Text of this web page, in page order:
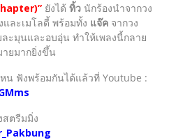
ยังได้ ทิ้ว นักร้องนำจากวง
และเมโลดี้ พร้อมทั้ง แจ๊ค จากวง
ะมุนและอบอุ่น ทำให้เพลงนี้กลาย
ายมากยิ่งขึ้น
งพร้อมกันได้แล้วที่ Youtube :
ตรีมมิ่ง